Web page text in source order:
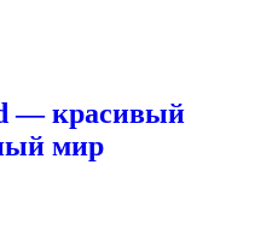
— красивый
мир